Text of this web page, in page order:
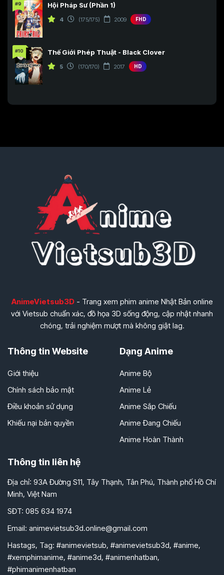
#9 Hội Pháp Sư (Phần 1)
4 (175/175) 2009 FHD
#10 Thế Giới Phép Thuật - Black Clover
5 (170/170) 2017 HD
AnimeVietsub3D- Trang xem phim anime Nhật Bản online
với Vietsub chuẩn xác, đồ họa 3D sống động, cập nhật nhanh
chóng, trải nghiệm mượt mà không giật lag.
Thông tin Website
Giới thiệu
Chính sách bảo mật
Điều khoản sử dụng
Khiếu nại bản quyền
Dạng Anime
Anime Bộ
Anime Lẻ
Anime Sắp Chiếu
Anime Đang Chiếu
Anime Hoàn Thành
Thông tin liên hệ
Địa chỉ: 93A Đường S11, Tây Thạnh, Tân Phú, Thành phố Hồ Chí
Minh, Việt Nam
SĐT: 085 634 1974
Email: animevietsub3d.online@gmail.com
Hastags, Tag: #animevietsub, #animevietsub3d, #anime,
#xemphimanime, #anime3d, #animenhatban,
#phimanimenhatban